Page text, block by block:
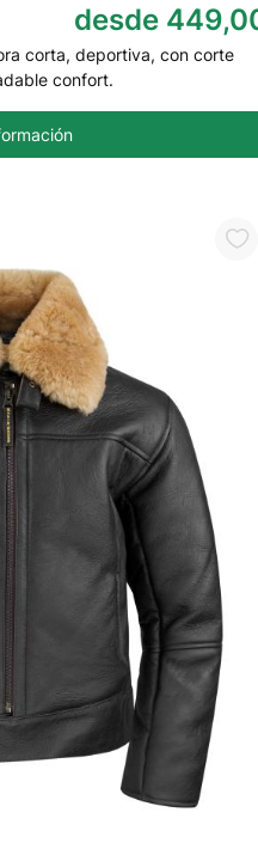
desde
corta, deportiva, con corte
confort.